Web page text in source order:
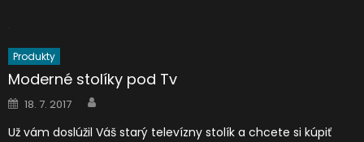
Produkty
Moderné stolíky pod Tv
Posted
on
18. 7. 2017
Už vám doslúžil Váš starý televízny stolík a chcete si kúpiť